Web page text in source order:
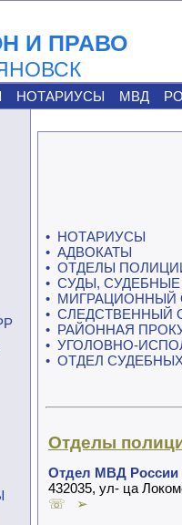
И ПРАВО
НОТАРИУСЫ МВД
• НОТАРИУСЫ
• АДВОКАТЫ
• ОТДЕЛЫ
• СУДЫ, СУДЕБНЫЕ
• МИГРАЦИОННЫЙ
• СЛЕДСТВЕННЫЙ
• РАЙОННАЯ
• УГОЛОВНО-
• ОТДЕЛ
Отделы
Отдел МВД России
432035, ул- ца
☏ ➢